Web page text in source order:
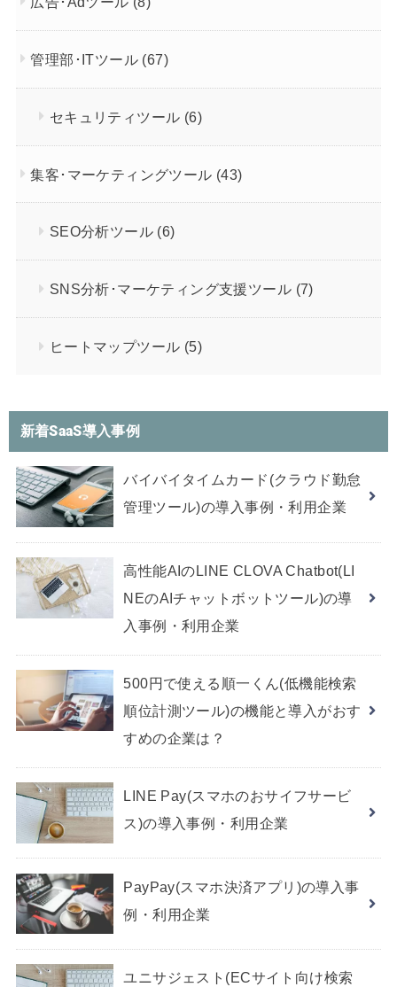
管理部･ITツール (67)
セキュリティツール (6)
集客･マーケティングツール (43)
SEO分析ツール (6)
SNS分析･マーケティング支援ツール (7)
ヒートマップツール (5)
新着SaaS導入事例
バイバイタイムカード(クラウド勤怠
管理ツール)の導入事例・利用企業
高性能AIのLINE CLOVA Chatbot(LI
NEのAIチャットボットツール)の導
入事例・利用企業
500円で使える順一くん(低機能検索
順位計測ツール)の機能と導入がおす
すめの企業は？
LINE Pay(スマホのおサイフサービ
ス)の導入事例・利用企業
PayPay(スマホ決済アプリ)の導入事
例・利用企業
ユニサジェスト(ECサイト向け検索